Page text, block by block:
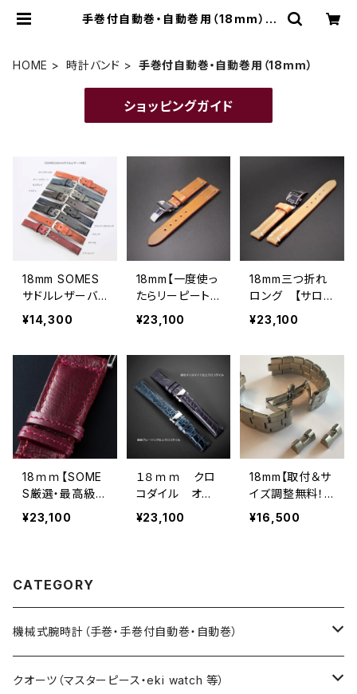
手巻付自動巻・自動巻用（18mm） |
HOME 時計バンド 手巻付自動巻・自動巻用（18mm）
ショッピングガイド
18mm SOMES
サドルレザーバ
ンド
¥14,300
18mm【一度使っ
たらリーピート
必須！ SOMES
サドルレザー・5
ンプッシュのＵタ
イプバックル】簡
単装脱着・手縫
い 【各色20本
¥23,100
18mm三つ折れ
ロング 【サロン
のお客様に人
気！一度お使い
ださい！ 22cm
までOK の寸長
サイズ 】 SOM
ESサドルレザー
６色 × ミラー仕
上げSS製・ワン
プッシュ・Ｕタイ
プバックル
¥23,100
18ｍｍ【SOME
S厳選・最高級イ
ギリス製ソフト水
牛革・バーガンデ
の高級時計バン
ド 18mm幅 ×
ステンレスUタイ
プ三つ折バック
¥23,100
１８ｍｍ クロ
コダイル オイ
ルマット仕上・グ
レージング仕上
¥23,100
18mm【取付＆サ
イズ調整無料！】
ステンレスバンド
¥16,500
CATEGORY
機械式腕時計（手巻・手巻付自動巻・自動巻）
藤原和博プロデュース（限定モデル）
クオーツ（マスターピース・eki watch 等）